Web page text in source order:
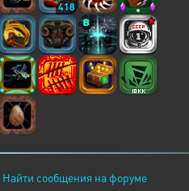
418
Найти сообщения на форуме